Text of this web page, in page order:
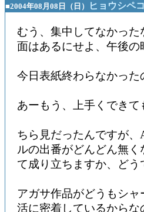
■2004年08月08日（日） ヒョウシペ
むう、集中してなかっ
面はあるにせよ、午後
今日表紙終わらなかった
あーもう、上手くできて
ちら見だったんですが
ルの出番がどんどん無
て成り立ちますか、どう
アガサ作品がどうもシ
活に密着しているから